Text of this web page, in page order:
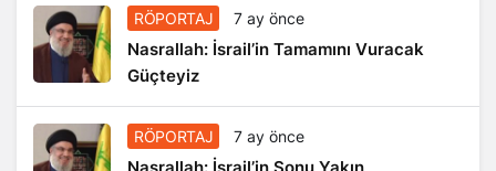
RÖPORTAJ 7 ay önce
Nasrallah: İsrail’in Tamamını Vuracak
Güçteyiz
RÖPORTAJ 7 ay önce
Nasrallah: İsrail’in Sonu Yakın